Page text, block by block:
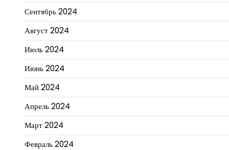
Сентябрь 2024
Август 2024
Июль 2024
Июнь 2024
Май 2024
Апрель 2024
Март 2024
Февраль 2024